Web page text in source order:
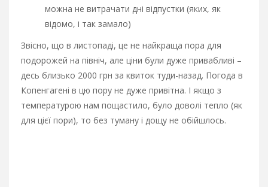
можна не витрачати дні відпустки (яких, як
відомо, і так замало)
Звісно, що в листопаді, це не найкраща пора для
подорожей на північ, але ціни були дуже привабливі –
десь близько 2000 грн за квиток туди-назад. Погода в
Копенгагені в цю пору не дуже привітна. І якщо з
температурою нам пощастило, було доволі тепло (як
для цієї пори), то без туману і дощу не обійшлось.